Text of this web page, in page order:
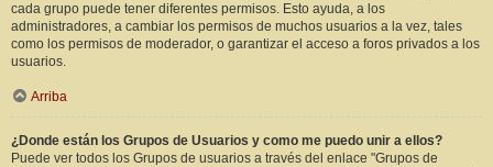
cada grupo puede tener diferentes permisos. Esto ayuda, a los
administradores, a cambiar los permisos de muchos usuarios a la vez, tales
como los permisos de moderador, o garantizar el acceso a foros privados a los
usuarios.
Arriba
¿Donde están los Grupos de Usuarios y como me puedo unir a ellos?
Puede ver todos los Grupos de usuarios a través del enlace "Grupos de